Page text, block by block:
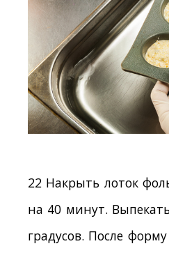
22 Накрыть лоток
на 40 минут.
градусов. После